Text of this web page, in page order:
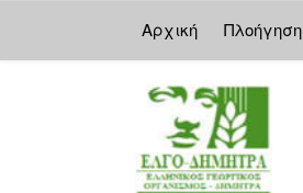
Αρχική Πλοήγηση